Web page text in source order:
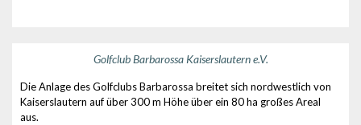
Golfclub Barbarossa Kaiserslautern e.V.
Die Anlage des Golfclubs Barbarossa breitet sich nordwestlich von
Kaiserslautern auf über 300 m Höhe über ein 80 ha großes Areal
aus.